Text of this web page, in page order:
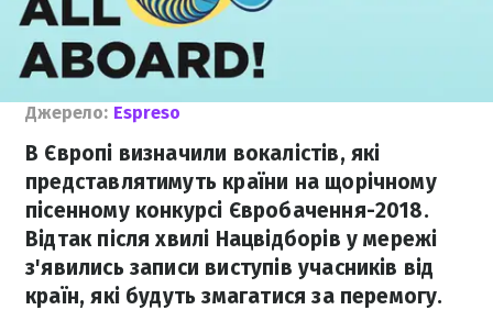
Джерело: Еspreso
В Європі визначили вокалістів, які
представлятимуть країни на щорічному
пісенному конкурсі Євробачення-2018.
Відтак після хвилі Нацвідборів у мережі
з'явились записи виступів учасників від
країн, які будуть змагатися за перемогу.